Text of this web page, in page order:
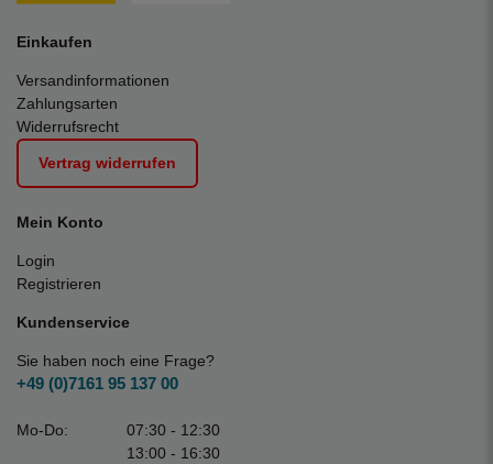
Einkaufen
Versandinformationen
Zahlungsarten
Widerrufsrecht
Vertrag widerrufen
Mein Konto
Login
Registrieren
Kundenservice
Sie haben noch eine Frage?
+49 (0)7161 95 137 00
Mo-Do:
07:30 - 12:30
13:00 - 16:30